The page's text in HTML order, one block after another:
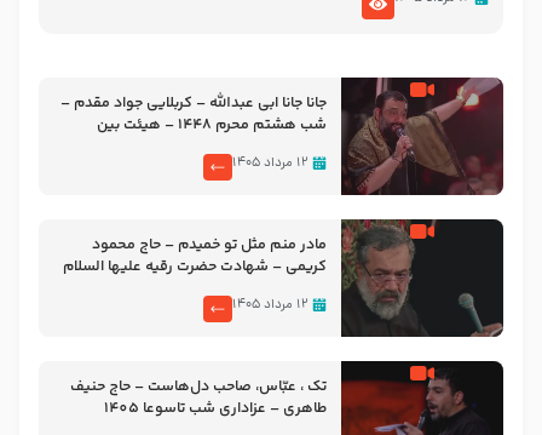
جانا جانا ابی عبدالله – کربلایی جواد مقدم –
شب هشتم محرم 1448 – هیئت بین
۱۲ مرداد ۱۴۰۵
مادر منم مثل تو خمیدم – حاج محمود
کریمی – شهادت حضرت رقیه علیها السلام
۱۲ مرداد ۱۴۰۵
تک ، عبّاس، صاحب دل‌هاست – حاج حنیف
طاهری – عزاداری شب تاسوعا 1405